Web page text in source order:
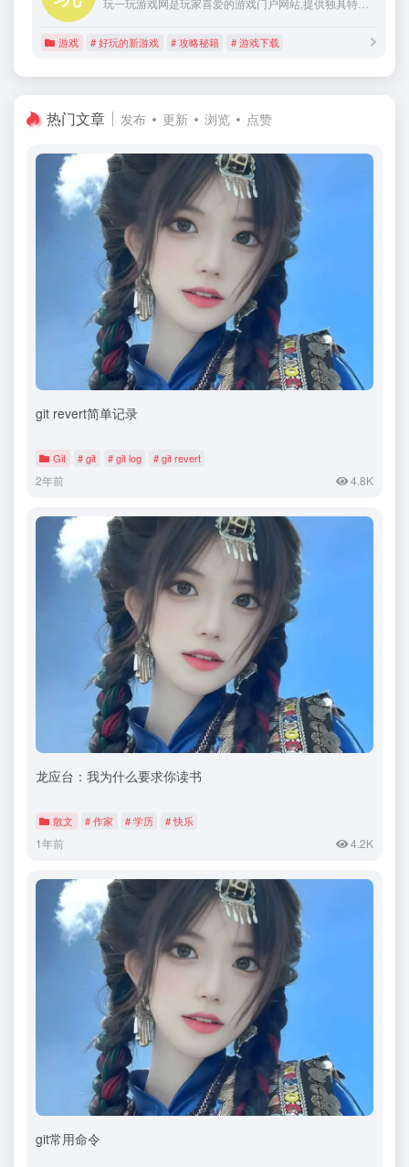
玩一玩游戏网是玩家喜爱的游戏门户网站,提供独具特色的游戏资讯,大量游戏攻略,经验,评测文章,以及热门游戏资料专题
游戏 # 好玩的新游戏 # 攻略秘籍 # 游戏下载
热门文章 发布 更新 浏览 点赞
git revert简单记录
Git # git # git log # git revert
2年前 4.8K
龙应台：我为什么要求你读书
散文 # 作家 # 学历 # 快乐
1年前 4.2K
git常用命令